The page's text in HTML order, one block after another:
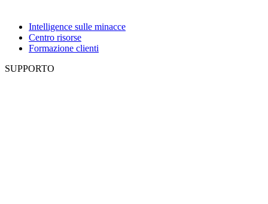
Intelligence sulle minacce
Centro risorse
Formazione clienti
SUPPORTO